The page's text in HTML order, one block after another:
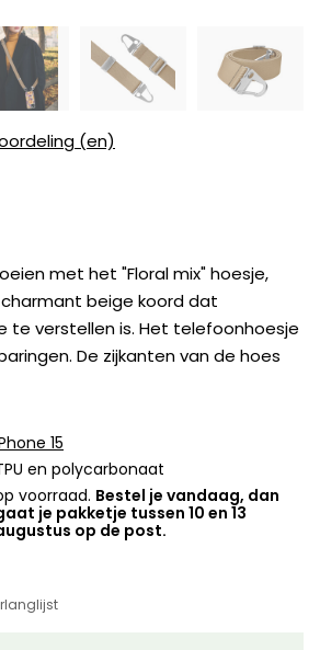
(en)
met het "Floral mix" hoesje,
beige koord dat
te verstellen is. Het telefoonhoesje
De zijkanten van de hoes
15
en polycarbonaat
voorraad. Bestel je vandaag, dan
je pakketje tussen 10 en 13
op de post.